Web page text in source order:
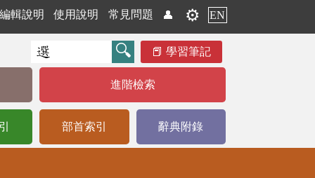
編輯說明 使用說明 常見問題 👤 ⚙️ EN
學習筆記
進階檢索
部首索引 辭典附錄